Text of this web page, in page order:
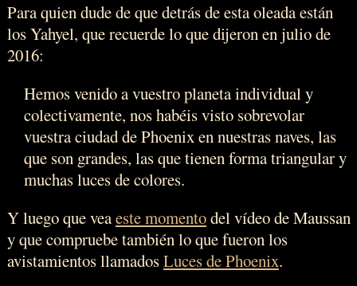
Para quien dude de que detrás de esta oleada están
los Yahyel, que recuerde lo que dijeron en julio de
2016:
Hemos venido a vuestro planeta individual y
colectivamente, nos habéis visto sobrevolar
vuestra ciudad de Phoenix en nuestras naves, las
que son grandes, las que tienen forma triangular y
muchas luces de colores.
Y luego que veaeste momentodel vídeo de Maussan
y que compruebe también lo que fueron los
avistamientos llamadosLuces de Phoenix.